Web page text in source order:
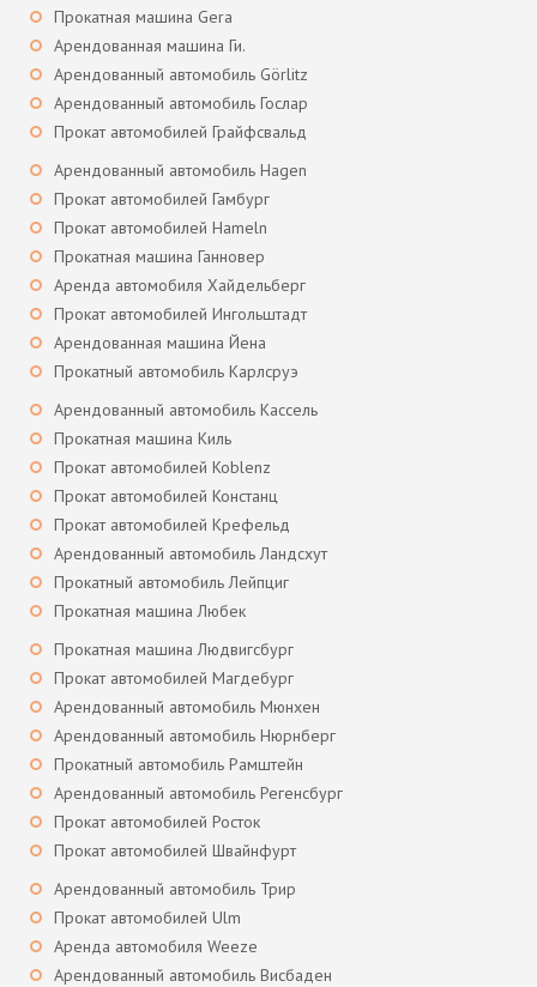
Прокатная машина Gera
Арендованная машина Ги.
Арендованный автомобиль Görlitz
Арендованный автомобиль Гослар
Прокат автомобилей Грайфсвальд
Арендованный автомобиль Hagen
Прокат автомобилей Гамбург
Прокат автомобилей Hameln
Прокатная машина Ганновер
Аренда автомобиля Хайдельберг
Прокат автомобилей Ингольштадт
Арендованная машина Йена
Прокатный автомобиль Карлсруэ
Арендованный автомобиль Кассель
Прокатная машина Киль
Прокат автомобилей Koblenz
Прокат автомобилей Констанц
Прокат автомобилей Крефельд
Арендованный автомобиль Ландсхут
Прокатный автомобиль Лейпциг
Прокатная машина Любек
Прокатная машина Людвигсбург
Прокат автомобилей Магдебург
Арендованный автомобиль Мюнхен
Арендованный автомобиль Нюрнберг
Прокатный автомобиль Рамштейн
Арендованный автомобиль Регенсбург
Прокат автомобилей Росток
Прокат автомобилей Швайнфурт
Арендованный автомобиль Трир
Прокат автомобилей Ulm
Аренда автомобиля Weeze
Арендованный автомобиль Висбаден